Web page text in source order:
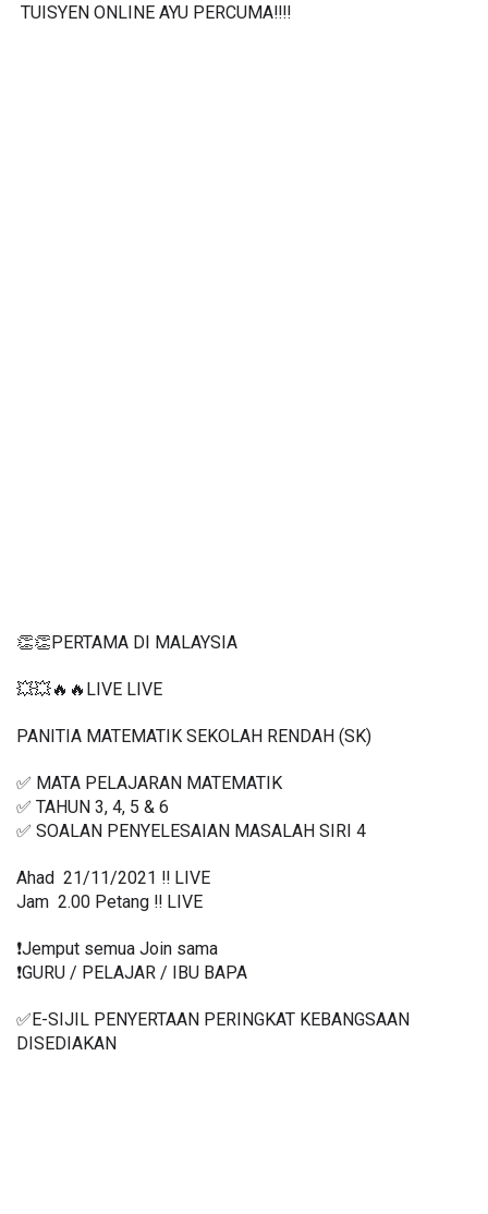
TUISYEN ONLINE AYU PERCUMA‼️‼️
👏👏PERTAMA DI MALAYSIA
💥💥🔥🔥LIVE LIVE
PANITIA MATEMATIK SEKOLAH RENDAH (SK)
✅ MATA PELAJARAN MATEMATIK
✅ TAHUN 3, 4, 5 & 6
✅ SOALAN PENYELESAIAN MASALAH SIRI 4
Ahad  21/11/2021 ‼️ LIVE
Jam  2.00 Petang ‼️ LIVE
❗️Jemput semua Join sama
❗️GURU / PELAJAR / IBU BAPA
✅E-SIJIL PENYERTAAN PERINGKAT KEBANGSAAN
DISEDIAKAN